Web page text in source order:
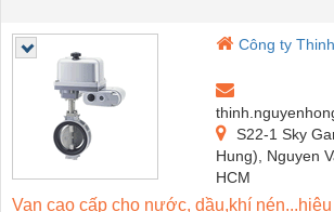
Công ty
S22-1 Sky
Hung), Nguyen
HCM
Van cao cấp cho nước, dầu,khí